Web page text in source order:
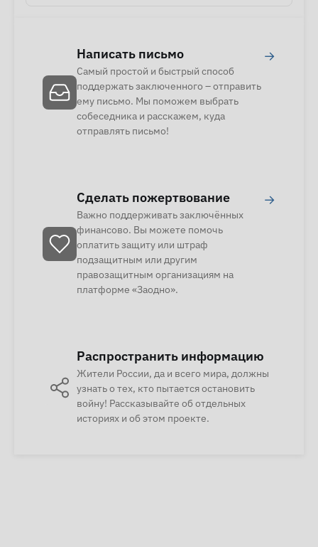
Написать письмо
Самый простой и быстрый способ
поддержать заключенного – отправить
ему письмо. Мы поможем выбрать
собеседника и расскажем, куда
отправлять письмо!
→
Сделать пожертвование
Важно поддерживать заключённых
финансово. Вы можете помочь
оплатить защиту или штраф
подзащитным или другим
правозащитным организациям на
платформе «Заодно».
→
Распространить информацию
Жители России, да и всего мира, должны
узнать о тех, кто пытается остановить
войну! Рассказывайте об отдельных
историях и об этом проекте.